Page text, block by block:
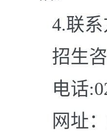
4.联
招生
电话
网址